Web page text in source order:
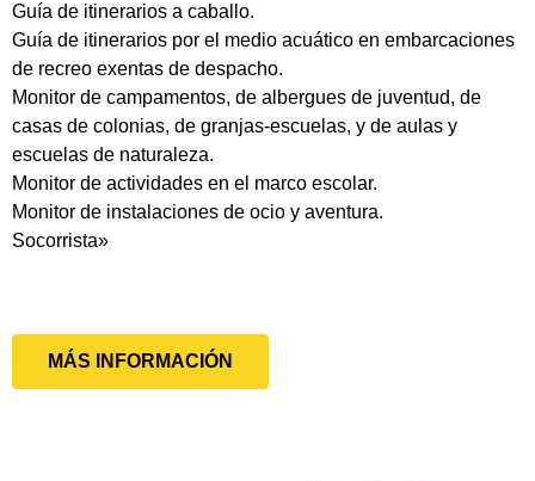
Guía de itinerarios a caballo.
Guía de itinerarios por el medio acuático en embarcaciones
de recreo exentas de despacho.
Monitor de campamentos, de albergues de juventud, de
casas de colonias, de granjas-escuelas, y de aulas y
escuelas de naturaleza.
Monitor de actividades en el marco escolar.
Monitor de instalaciones de ocio y aventura.
Socorrista»
MÁS INFORMACIÓN